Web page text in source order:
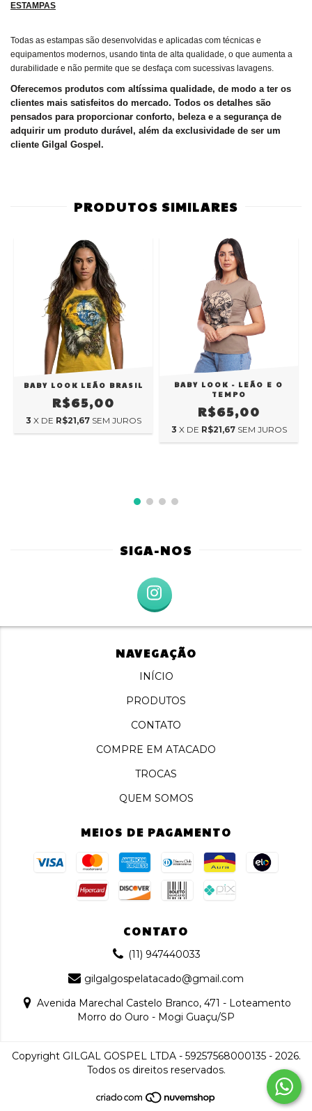
ESTAMPAS
Todas as estampas são desenvolvidas e aplicadas com técnicas e
equipamentos modernos, usando tinta de alta qualidade, o que aumenta a
durabilidade e não permite que se desfaça com sucessivas lavagens.
Oferecemos produtos com altíssima qualidade, de modo a ter os
clientes mais satisfeitos do mercado. Todos os detalhes são
pensados para proporcionar conforto, beleza e a segurança de
adquirir um produto durável, além da exclusividade de ser um
cliente Gilgal Gospel.
PRODUTOS SIMILARES
BABY LOOK LEÃO BRASIL
R$65,00
3 X DE R$21,67 SEM JUROS
BABY LOOK - LEÃO E O
TEMPO
R$65,00
3 X DE R$21,67 SEM JUROS
SIGA-NOS
NAVEGAÇÃO
INÍCIO
PRODUTOS
CONTATO
COMPRE EM ATACADO
TROCAS
QUEM SOMOS
MEIOS DE PAGAMENTO
CONTATO
(11) 947440033
gilgalgospelatacado@gmail.com
Avenida Marechal Castelo Branco, 471 - Loteamento
Morro do Ouro - Mogi Guaçu/SP
Copyright GILGAL GOSPEL LTDA - 59257568000135 - 2026.
Todos os direitos reservados.